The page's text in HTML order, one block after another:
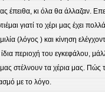
έπειθα, κι όλα θα άλλαζαν.
γιατί το χέρι μας έχει
(λόγος ) και κίνηση
περιοχή του εγκεφάλου,
στέλνουν τα χέρια μας. Πώς
με το λόγο.